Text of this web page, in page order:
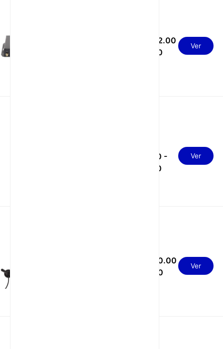
USD 52.00
- 62.00
Ver
190.00 -
210.00
Ver
USD 50.00
- 60.00
Ver